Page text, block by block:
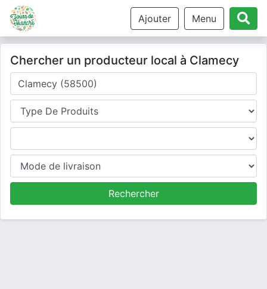
Ajouter Menu
Chercher un producteur local à Clamecy
Où cherchez-vous un producteur ?
Type de produits
Produits
Mode de livraison
Rechercher